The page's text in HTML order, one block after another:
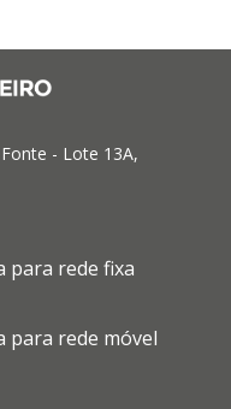
- Lote 13A,
para rede fixa
para rede móvel